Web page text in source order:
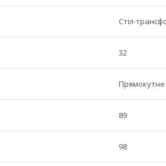
Стіл-
32
Прямокутне
89
98